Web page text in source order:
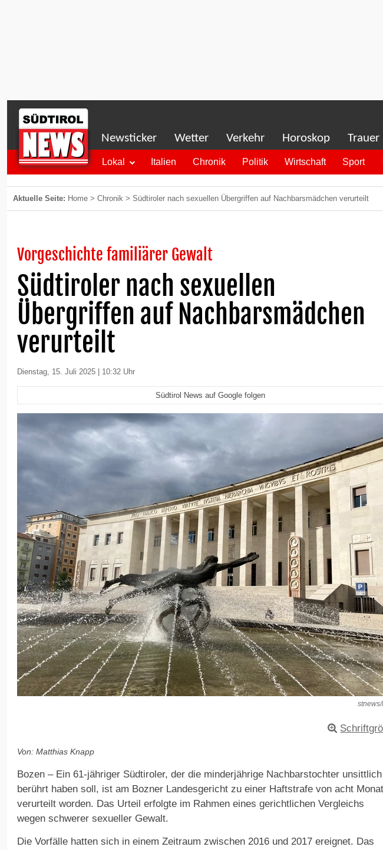
Newsticker Wetter Verkehr Horoskop Trauer
Lokal Italien Chronik Politik Wirtschaft Sport
Aktuelle Seite: Home > Chronik > Südtiroler nach sexuellen Übergriffen auf Nachbarsmädchen verurteilt
Vorgeschichte familiärer Gewalt
Südtiroler nach sexuellen
Übergriffen auf Nachbarsmädchen
verurteilt
Dienstag, 15. Juli 2025 | 10:32 Uhr
Südtirol News auf Google folgen
Von: Matthias Knapp
Bozen – Ein 61-jähriger Südtiroler, der die minderjährige Nachbarstochter unsittlich
berührt haben soll, ist am Bozner Landesgericht zu einer Haftstrafe von acht
verurteilt worden. Das Urteil erfolgte im Rahmen eines gerichtlichen Vergleichs
wegen schwerer sexueller Gewalt.
Die Vorfälle hatten sich in einem Zeitraum zwischen 2016 und 2017 ereignet. Das